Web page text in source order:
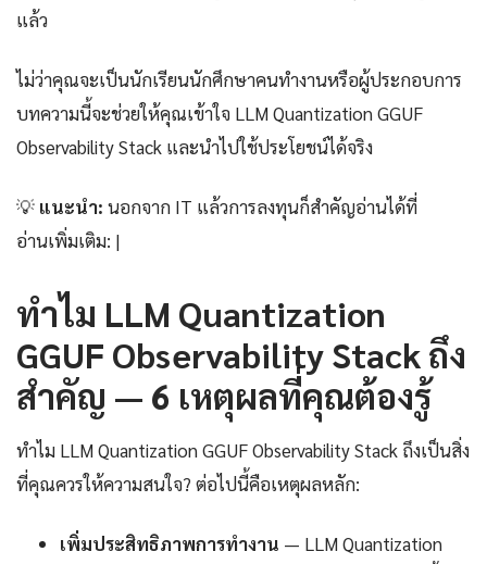
แล้ว
ไม่ว่าคุณจะเป็นนักเรียนนักศึกษาคนทำงานหรือผู้ประกอบการ
บทความนี้จะช่วยให้คุณเข้าใจ LLM Quantization GGUF
Observability Stack และนำไปใช้ประโยชน์ได้จริง
💡 แนะนำ: นอกจาก IT แล้วการลงทุนก็สำคัญอ่านได้ที่
อ่านเพิ่มเติม: |
ทำไม LLM Quantization
GGUF Observability Stack ถึง
สำคัญ — 6 เหตุผลที่คุณต้องรู้
ทำไม LLM Quantization GGUF Observability Stack ถึงเป็นสิ่ง
ที่คุณควรให้ความสนใจ? ต่อไปนี้คือเหตุผลหลัก:
เพิ่มประสิทธิภาพการทำงาน — LLM Quantization